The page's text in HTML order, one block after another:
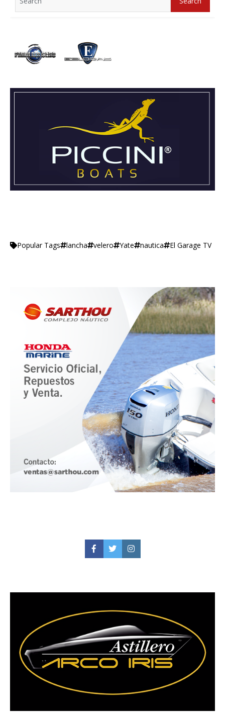
for:
Popular Tags lancha velero Yate nautica El Garage TV
FacebookTwitterInstagram